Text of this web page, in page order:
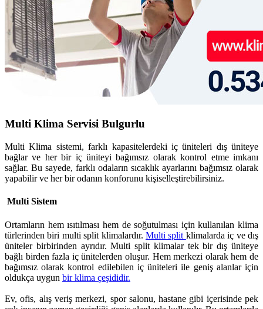
Multi Klima Servisi Bulgurlu
Multi Klima sistemi, farklı kapasitelerdeki iç üniteleri dış üniteye
bağlar ve her bir iç üniteyi bağımsız olarak kontrol etme imkanı
sağlar. Bu sayede, farklı odaların sıcaklık ayarlarını bağımsız olarak
yapabilir ve her bir odanın konforunu kişiselleştirebilirsiniz.
Multi Sistem
Ortamların hem ısıtılması hem de soğutulması için kullanılan klima
türlerinden biri multi split klimalardır. Multi split klimalarda iç ve dış
üniteler birbirinden ayrıdır. Multi split klimalar tek bir dış üniteye
bağlı birden fazla iç ünitelerden oluşur. Hem merkezi olarak hem de
bağımsız olarak kontrol edilebilen iç üniteleri ile geniş alanlar için
oldukça uygun bir klima çeşididir.
Ev, ofis, alış veriş merkezi, spor salonu, hastane gibi içerisinde pek